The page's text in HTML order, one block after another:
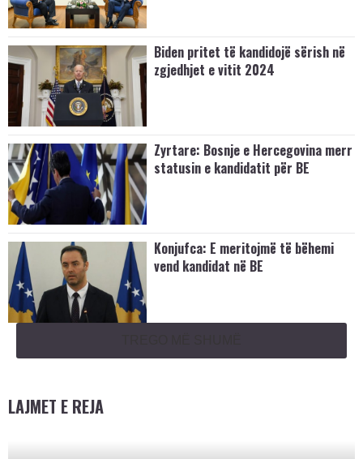
Biden pritet të kandidojë sërish në
zgjedhjet e vitit 2024
Zyrtare: Bosnje e Hercegovina merr
statusin e kandidatit për BE
Konjufca: E meritojmë të bëhemi
vend kandidat në BE
LAJMET E REJA